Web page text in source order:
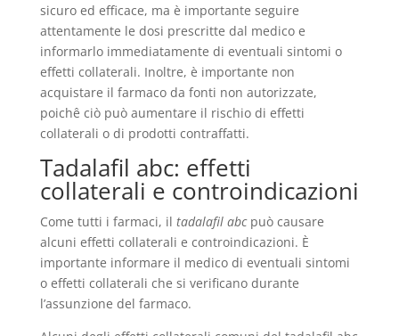
sicuro ed efficace, ma è importante seguire
attentamente le dosi prescritte dal medico e
informarlo immediatamente di eventuali sintomi o
effetti collaterali. Inoltre, è importante non
acquistare il farmaco da fonti non autorizzate,
poichê ciò può aumentare il rischio di effetti
collaterali o di prodotti contraffatti.
Tadalafil abc: effetti
collaterali e controindicazioni
Come tutti i farmaci, il tadalafil abcpuò causare
alcuni effetti collaterali e controindicazioni. È
importante informare il medico di eventuali sintomi
o effetti collaterali che si verificano durante
l’assunzione del farmaco.